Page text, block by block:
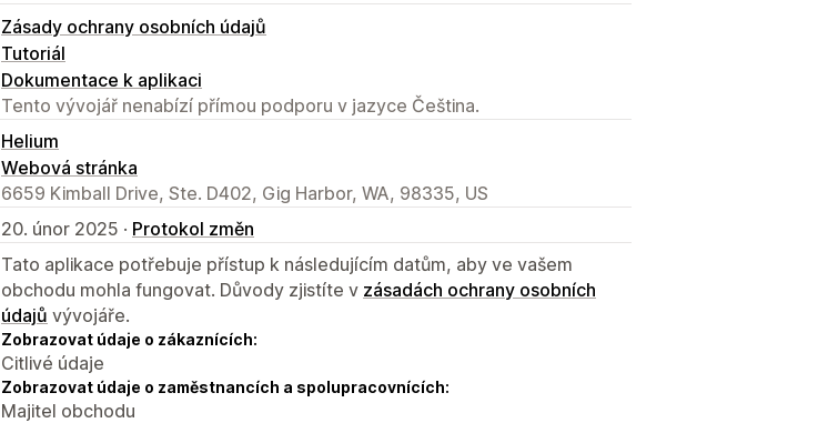
Zásady ochrany osobních údajů
Tutoriál
Dokumentace k aplikaci
Tento vývojář nenabízí přímou podporu v jazyce Čeština.
Helium
Webová stránka
6659 Kimball Drive, Ste. D402, Gig Harbor, WA, 98335, US
20. únor 2025 · Protokol změn
Tato aplikace potřebuje přístup k následujícím datům, aby ve vašem
obchodu mohla fungovat. Důvody zjistíte v zásadách ochrany osobních
údajů vývojáře.
Zobrazovat údaje o zákaznících:
Citlivé údaje
Zobrazovat údaje o zaměstnancích a spolupracovnících:
Majitel obchodu